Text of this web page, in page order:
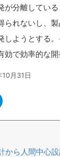
が分離してい
られないし、
しようとする
で効率的な開
10月31日
から人間中心